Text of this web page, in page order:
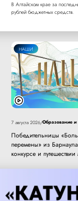
В Алтайском крае за
рублей бюджетных средств.
НАШИ
7 августа 2026/Образование и
Победительницы
перемены» из
конкурсе и путешествии